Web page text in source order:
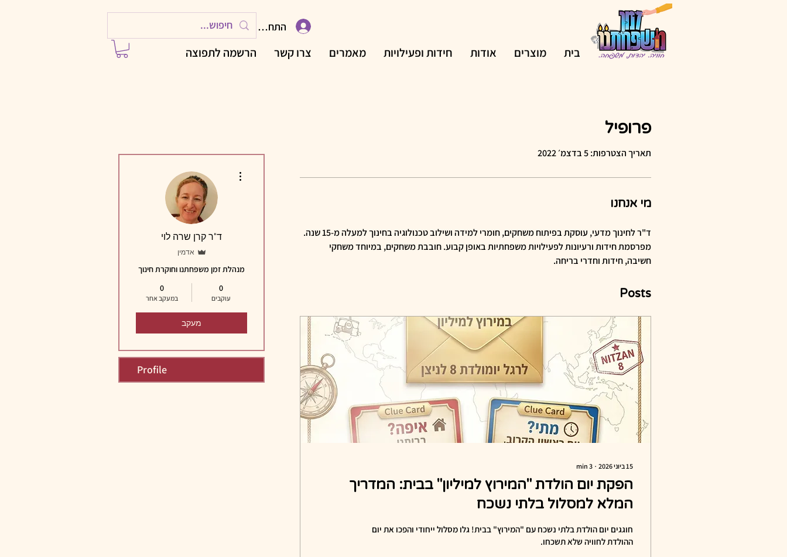
התחברות
בית מוצרים אודות חידות ופעילויות מאמרים צרו קשר הרשמה לתפוצה
פרופיל
תאריך הצטרפות: 5 בדצמ׳ 2022
מי אנחנו
ד"ר לחינוך מדעי, עוסקת בפיתוח משחקים, חומרי למידה ושילוב טכנולוגיה בחינוך למעלה מ-15 שנה.
מפרסמת חידות ורעיונות לפעילויות משפחתיות באופן קבוע. חובבת משחקים, במיוחד משחקי
חשיבה, חידות וחדרי בריחה.
Posts
15 ביוני 2026 ∙
3
min
הפקת יום הולדת "המירוץ למיליון" בבית: המדריך
המלא למסלול בלתי נשכח
חוגגים יום הולדת בלתי נשכח עם "המירוץ" בבית! גלו מסלול ייחודי והפכו את יום
ההולדת לחוויה שלא תשכחו.
ד"ר קרן שרה לוי
אדמין
מנהלת זמן משפחתנו וחוקרת חינוך
0
עוקבים
0
במעקב אחר
מעקב
Profile